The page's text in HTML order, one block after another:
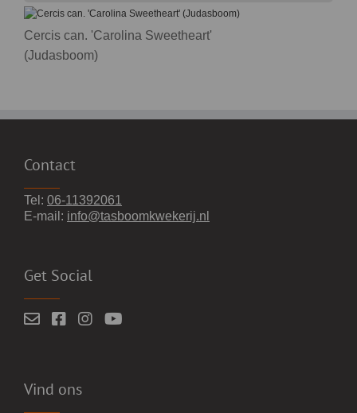
Cercis can. 'Carolina Sweetheart'
(Judasboom)
Contact
Tel: 06-11392061
E-mail: info@tasboomkwekerij.nl
Get Social
Vind ons